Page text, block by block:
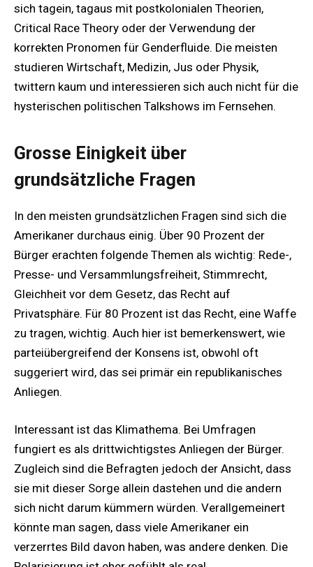
sich tagein, tagaus mit postkolonialen Theorien,
Critical Race Theory oder der Verwendung der
korrekten Pronomen für Genderfluide. Die meisten
studieren Wirtschaft, Medizin, Jus oder Physik,
twittern kaum und interessieren sich auch nicht für die
hysterischen politischen Talkshows im Fernsehen.
Grosse Einigkeit über
grundsätzliche Fragen
In den meisten grundsätzlichen Fragen sind sich die
Amerikaner durchaus einig. Über 90 Prozent der
Bürger erachten folgende Themen als wichtig: Rede-,
Presse- und Versammlungsfreiheit, Stimmrecht,
Gleichheit vor dem Gesetz, das Recht auf
Privatsphäre. Für 80 Prozent ist das Recht, eine Waffe
zu tragen, wichtig. Auch hier ist bemerkenswert, wie
parteiübergreifend der Konsens ist, obwohl oft
suggeriert wird, das sei primär ein republikanisches
Anliegen.
Interessant ist das Klimathema. Bei Umfragen
fungiert es als drittwichtigstes Anliegen der Bürger.
Zugleich sind die Befragten jedoch der Ansicht, dass
sie mit dieser Sorge allein dastehen und die andern
sich nicht darum kümmern würden. Verallgemeinert
könnte man sagen, dass viele Amerikaner ein
verzerrtes Bild davon haben, was andere denken. Die